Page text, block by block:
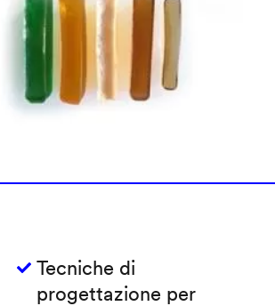
Tecniche di
progettazione per